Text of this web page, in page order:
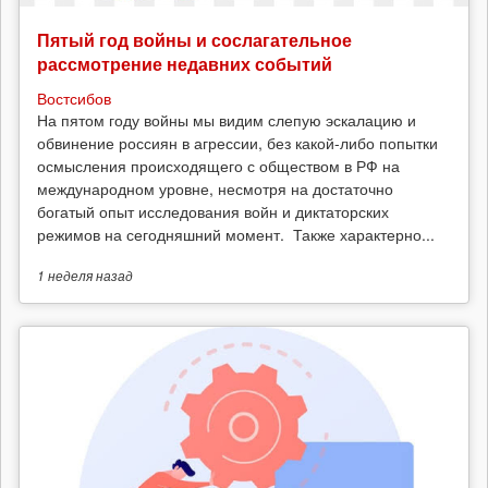
Пятый год войны и сослагательное
рассмотрение недавних событий
Востсибов
На пятом году войны мы видим слепую эскалацию и
обвинение россиян в агрессии, без какой-либо попытки
осмысления происходящего с обществом в РФ на
международном уровне, несмотря на достаточно
богатый опыт исследования войн и диктаторских
режимов на сегодняшний момент. Также характерно...
1 неделяназад